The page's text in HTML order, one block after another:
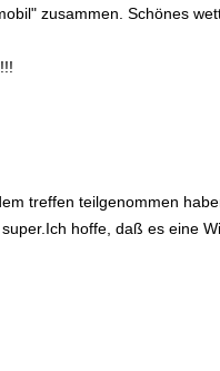
zusammen. Schönes
treffen teilgenommen
hoffe, daß es eine